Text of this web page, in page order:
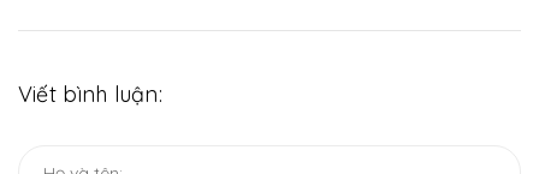
Viết bình luận: